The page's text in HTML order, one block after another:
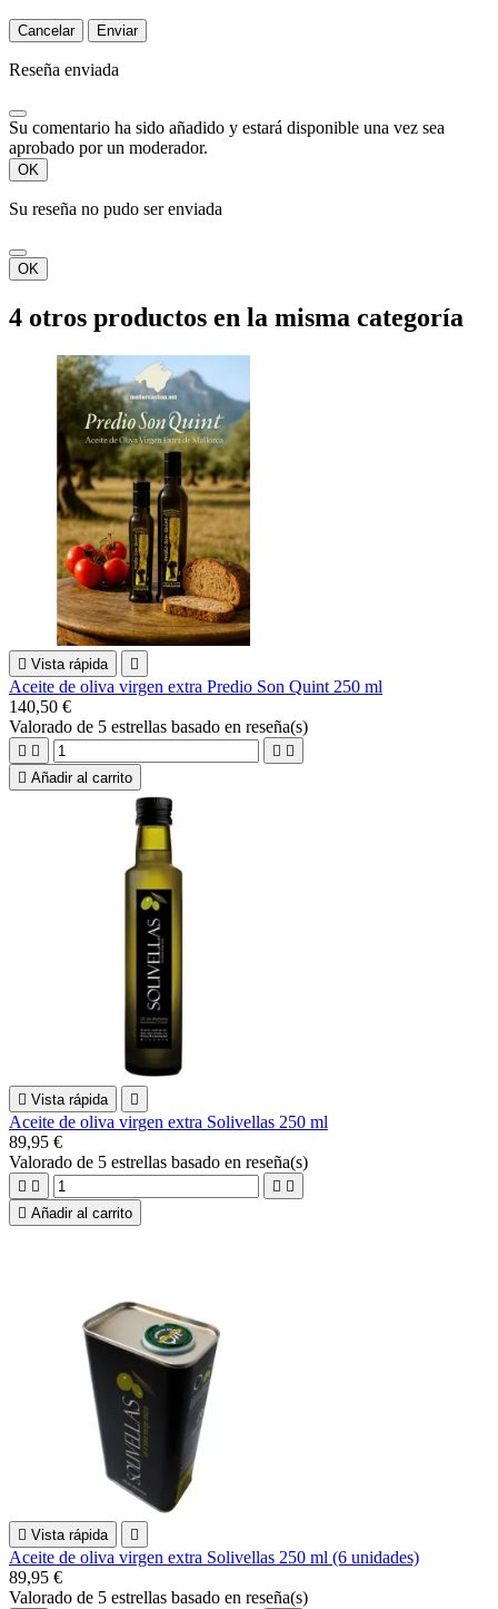
Cancelar Enviar
Reseña enviada
Su comentario ha sido añadido y estará disponible una vez sea
aprobado por un moderador.
OK
Su reseña no pudo ser enviada
OK
4 otros productos en la misma categoría
 Vista rápida 
Aceite de oliva virgen extra Predio Son Quint 250 ml
140,50 €
Valorado de 5 estrellas basado en reseña(s)
   
 Añadir al carrito
 Vista rápida 
Aceite de oliva virgen extra Solivellas 250 ml
89,95 €
Valorado de 5 estrellas basado en reseña(s)
   
 Añadir al carrito
 Vista rápida 
Aceite de oliva virgen extra Solivellas 250 ml (6 unidades)
89,95 €
Valorado de 5 estrellas basado en reseña(s)